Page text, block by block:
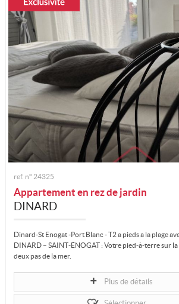
ref. n° 24325
Appartement en rez de jardin
DINARD
Dinard-St Enogat -Port Blanc - T2 a pieds a la plage
DINARD – SAINT-ÉNOGAT : Votre pied-à-terre sur la
deux pas de la mer.
Plus de détails